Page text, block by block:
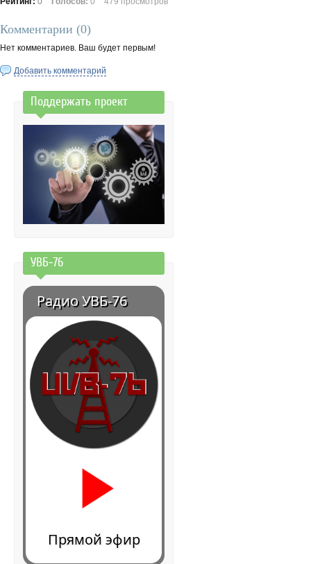
Комментарии (0)
Нет комментариев. Ваш будет первым!
Добавить комментарий
Поддержать проект
УВБ-76
Радио УВБ-76
Прямой эфир